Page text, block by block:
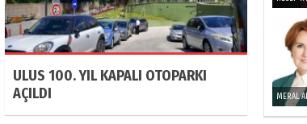
ULUS 100. YIL KAPALI OTOPARKI
AÇILDI
ALI
MERAL